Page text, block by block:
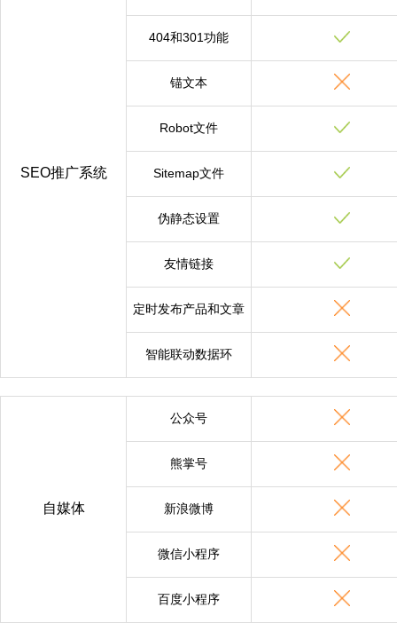
SEO推广系统
404和301功能
锚文本
Robot文件
Sitemap文件
伪静态设置
友情链接
定时发布产品和文章
智能联动数据环
自媒体
公众号
熊掌号
新浪微博
微信小程序
百度小程序